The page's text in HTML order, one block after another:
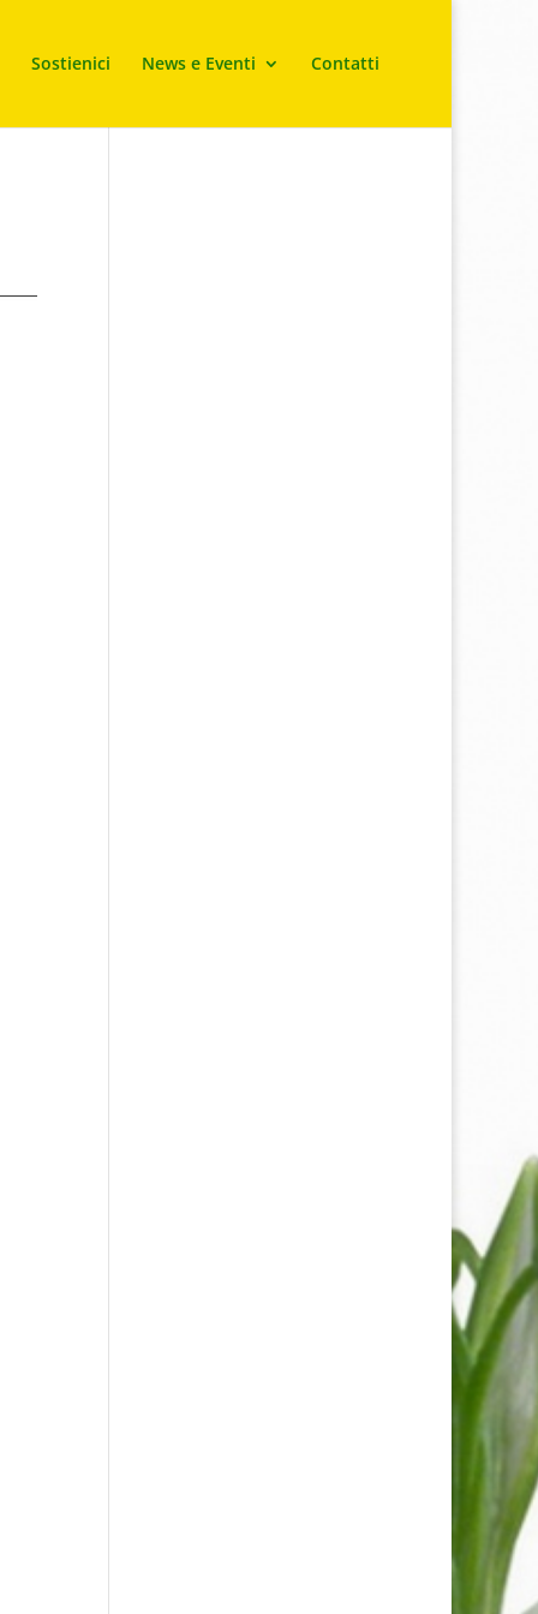
Sostienici News e Eventi Contatti